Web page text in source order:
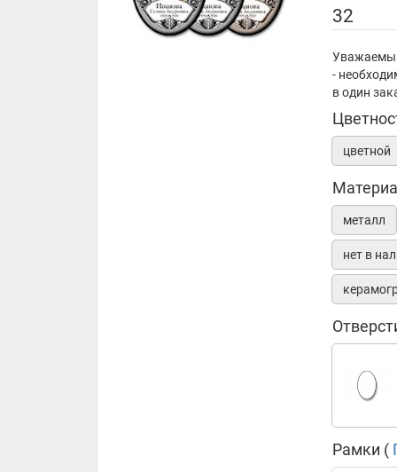
32
-
в один
цветной
металл
нет в
Рамки (